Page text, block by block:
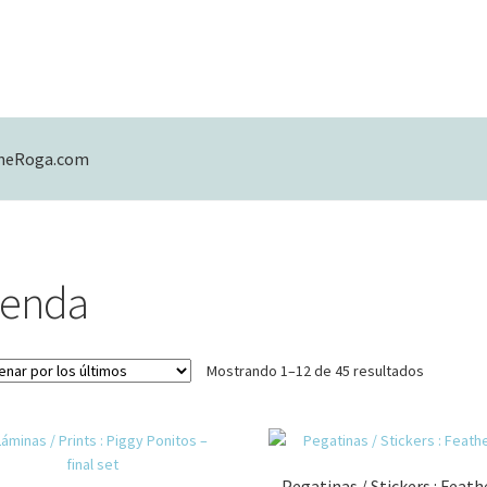
Mostrando 1–12 de 45 resultadosOrdenado
últimos